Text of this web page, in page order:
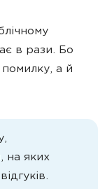
в рази. Бо
помилку, а й
на яких